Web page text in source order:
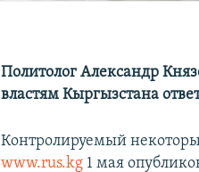
Политолог Александр
властям Кыргызстана
Контролируемый
www.rus.kg 1 мая